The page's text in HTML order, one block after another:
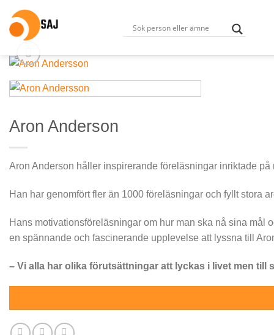
content
Aron Anderson
Aron Anderson håller inspirerande föreläsningar inriktade
Han har genomfört fler än 1000 föreläsningar och fyllt stora
Hans motivationsföreläsningar om hur man ska nå sina mål
en spännande och fascinerande upplevelse att lyssna till
– Vi alla har olika förutsättningar att lyckas i livet men